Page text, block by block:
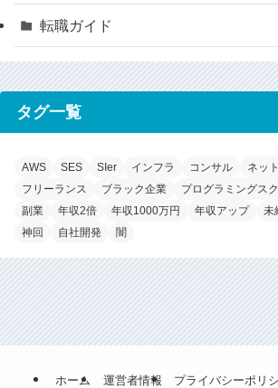
転職ガイド
タグ一覧
AWS SES SIer インフラ コンサル
ネッ
フリーランス
ブラック企業 プログラミングス
副業
年収2倍 年収1000万円 年収アップ 未
神回
自社開発 闇
ホーム 運営者情報 プライバシーポリ